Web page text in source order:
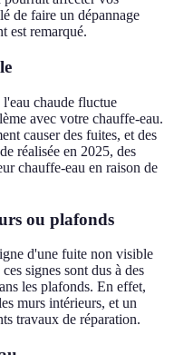
de faire un dépannage
est remarqué.
l'eau chaude fluctue
avec votre chauffe-eau.
causer des fuites, et des
réalisée en 2025, des
chauffe-eau en raison de
ou plafonds
d'une fuite non visible
signes sont dus à des
les plafonds. En effet,
murs intérieurs, et un
travaux de réparation.